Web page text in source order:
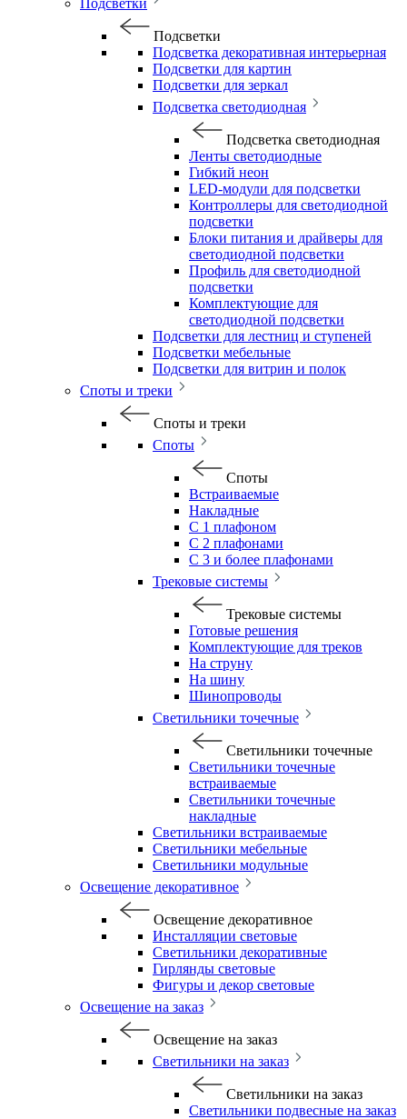
Подсветки
Подсветки
Подсветка декоративная интерьерная
Подсветки для картин
Подсветки для зеркал
Подсветка светодиодная
Подсветка светодиодная
Ленты светодиодные
Гибкий неон
LED-модули для подсветки
Контроллеры для светодиодной
подсветки
Блоки питания и драйверы для
светодиодной подсветки
Профиль для светодиодной
подсветки
Комплектующие для
светодиодной подсветки
Подсветки для лестниц и ступеней
Подсветки мебельные
Подсветки для витрин и полок
Споты и треки
Споты и треки
Споты
Споты
Встраиваемые
Накладные
С 1 плафоном
С 2 плафонами
С 3 и более плафонами
Трековые системы
Трековые системы
Готовые решения
Комплектующие для треков
На струну
На шину
Шинопроводы
Светильники точечные
Светильники точечные
Светильники точечные
встраиваемые
Светильники точечные
накладные
Светильники встраиваемые
Светильники мебельные
Светильники модульные
Освещение декоративное
Освещение декоративное
Инсталляции световые
Светильники декоративные
Гирлянды световые
Фигуры и декор световые
Освещение на заказ
Освещение на заказ
Светильники на заказ
Светильники на заказ
Светильники подвесные на заказ